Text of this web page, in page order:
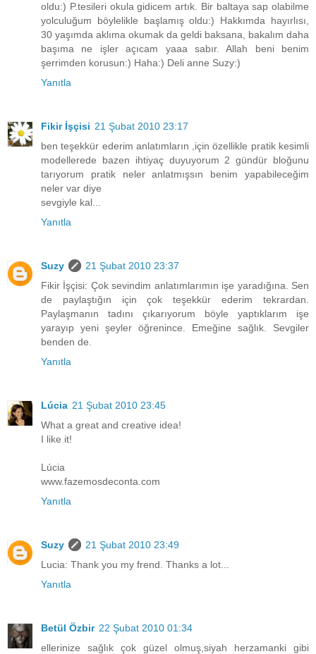
oldu:) P.tesileri okula gidicem artık. Bir baltaya sap olabilme
yolculuğum böylelikle başlamış oldu:) Hakkımda hayırlısı,
30 yaşımda aklıma okumak da geldi baksana, bakalım daha
başıma ne işler açıcam yaaa sabır. Allah beni benim
şerrimden korusun:) Haha:) Deli anne Suzy:)
Yanıtla
Fikir İşçisi 21 Şubat 2010 23:17
ben teşekkür ederim anlatımların ,için özellikle pratik kesimli
modellerede bazen ihtiyaç duyuyorum 2 gündür bloğunu
tarıyorum pratik neler anlatmışsın benim yapabileceğim
neler var diye
sevgiyle kal...
Yanıtla
Suzy
21 Şubat 2010 23:37
Fikir İşçisi: Çok sevindim anlatımlarımın işe yaradığına. Sen
de paylaştığın için çok teşekkür ederim tekrardan.
Paylaşmanın tadını çıkarıyorum böyle yaptıklarım işe
yarayıp yeni şeyler öğrenince. Emeğine sağlık. Sevgiler
benden de.
Yanıtla
Lúcia 21 Şubat 2010 23:45
What a great and creative idea!
I like it!
Lúcia
www.fazemosdeconta.com
Yanıtla
Suzy
21 Şubat 2010 23:49
Lucia: Thank you my frend. Thanks a lot...
Yanıtla
Betül Özbir 22 Şubat 2010 01:34
ellerinize sağlık çok güzel olmuş,siyah herzamanki gibi